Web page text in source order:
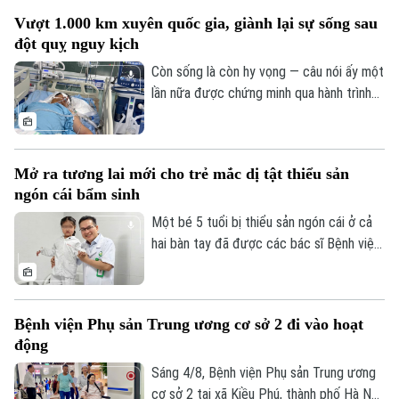
An ninh trật tự
Công nghệ
Khoảnh khắc Hà Nội
Ẩm thực
Quân sự
Hồ sơ
Người Việt 4 phương
Tin tức
Cafe sáng
Tài chính Ngân hàng
Doanh nghiệp
Nhà đất
Tin tức
Căn hộ
Đất đai
Kinh nghiệm
Tàu và Xe
Ô tô
Tàu
Xe máy
Thị trường
Đánh giá
Tin tức
Tuyển sinh
Hướng nghiệp
Văn hóa
Tin tức
Làng nghề
Di tích
Sức khỏe
Dinh dưỡng
Tư vấn sức khỏe
Bóng đá
Giải trí
thể người và hiến, lấy xác.
Vượt 1.000 km xuyên quốc gia, giành lại sự sống sau
đột quỵ nguy kịch
Còn sống là còn hy vọng — câu nói ấy một
lần nữa được chứng minh qua hành trình
của các bác sĩ Bệnh viện Bạch Mai, một
trình vượt 1.000 km xuyên đêm.
Mở ra tương lai mới cho trẻ mắc dị tật thiểu sản
ngón cái bẩm sinh
Một bé 5 tuổi bị thiểu sản ngón cái ở cả
hai bàn tay đã được các bác sĩ Bệnh viện
cầm bút, dùng đũa và tự chăm sóc bản
cho những trường hợp dị tật ngón cái
bẩm sinh nặng.
Bệnh viện Phụ sản Trung ương cơ sở 2 đi vào hoạt
động
Sáng 4/8, Bệnh viện Phụ sản Trung ương
cơ sở 2 tại xã Kiều Phú, thành phố Hà Nội